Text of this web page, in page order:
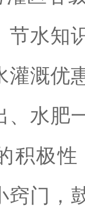
节水知
灌溉优
、水肥
积极
窍门，